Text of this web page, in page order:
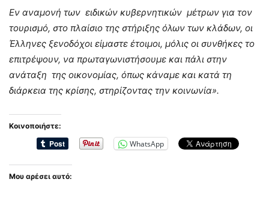
Εν αναμονή των ειδικών κυβερνητικών μέτρων για τον
τουρισμό, στο πλαίσιο της στήριξης όλων των κλάδων, οι
Έλληνες ξενοδόχοι είμαστε έτοιμοι, μόλις οι συνθήκες το
επιτρέψουν, να πρωταγωνιστήσουμε και πάλι στην
ανάταξη της οικονομίας, όπως κάναμε και κατά τη
διάρκεια της κρίσης, στηρίζοντας την κοινωνία».
Κοινοποιήστε:
WhatsApp
Μου αρέσει αυτό: